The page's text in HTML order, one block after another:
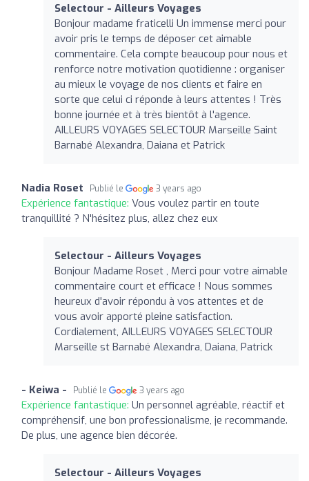
Selectour - Ailleurs Voyages
Bonjour madame fraticelli Un immense merci pour
avoir pris le temps de déposer cet aimable
commentaire. Cela compte beaucoup pour nous et
renforce notre motivation quotidienne : organiser
au mieux le voyage de nos clients et faire en
sorte que celui ci réponde à leurs attentes ! Très
bonne journée et à très bientôt à l'agence.
AILLEURS VOYAGES SELECTOUR Marseille Saint
Barnabé Alexandra, Daiana et Patrick
Nadia Roset Publié le 3 years ago
Expérience fantastique: Vous voulez partir en toute
tranquillité ? N'hésitez plus, allez chez eux
Selectour - Ailleurs Voyages
Bonjour Madame Roset , Merci pour votre aimable
commentaire court et efficace ! Nous sommes
heureux d'avoir répondu à vos attentes et de
vous avoir apporté pleine satisfaction.
Cordialement, AILLEURS VOYAGES SELECTOUR
Marseille st Barnabé Alexandra, Daiana, Patrick
- Keiwa - Publié le 3 years ago
Expérience fantastique: Un personnel agréable, réactif et
compréhensif, une bon professionalisme, je recommande.
De plus, une agence bien décorée.
Selectour - Ailleurs Voyages